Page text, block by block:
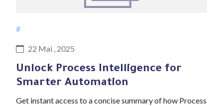
#
22 Mai , 2025
Unlock Process Intelligence for
Smarter Automation
Get instant access to a concise summary of how Process